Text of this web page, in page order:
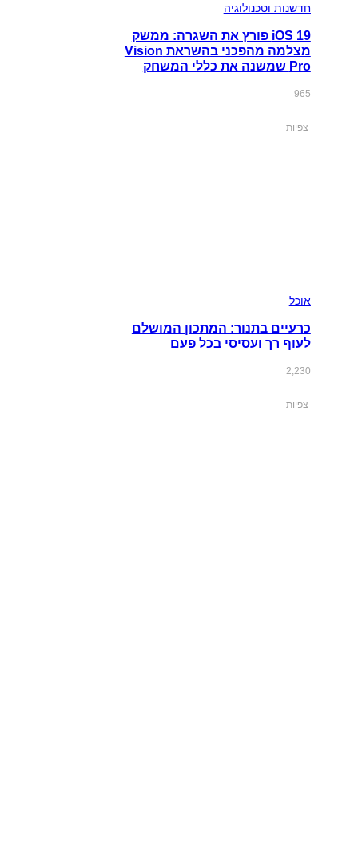
חדשנות וטכנולוגיה
iOS 19 פורץ את השגרה: ממשק
מצלמה מהפכני בהשראת Vision
Pro שמשנה את כללי המשחק
965
צפיות
אוכל
כרעיים בתנור: המתכון המושלם
לעוף רך ועסיסי בכל פעם
2,230
צפיות